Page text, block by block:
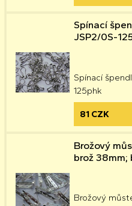
Spínací
JSP2/0S-
Spínací
125phk
81 CZK
Brožový
brož 38mm;
Brožový